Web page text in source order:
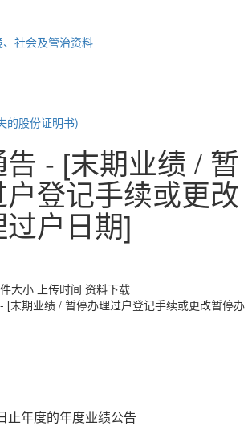
社会及管治资料
的股份证明书)
- [末期业绩 / 暂
登记手续或更改
户日期]
大小 上传时间 资料下载
[末期业绩 / 暂停办理过户登记手续或更改暂停办
止年度的年度业绩公告